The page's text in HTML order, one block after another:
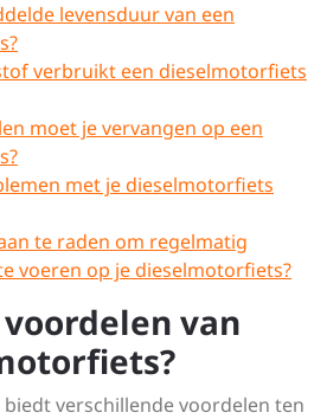
levensduur van een
verbruikt een dieselmotorfiets
moet je vervangen op een
met je dieselmotorfiets
te raden om regelmatig
voeren op je dieselmotorfiets?
van
verschillende voordelen ten